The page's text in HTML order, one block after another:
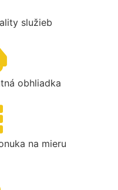
služieb
obhliadka
na mieru